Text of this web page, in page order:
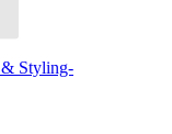
& Styling-